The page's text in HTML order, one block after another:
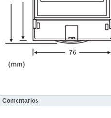
Comentarios